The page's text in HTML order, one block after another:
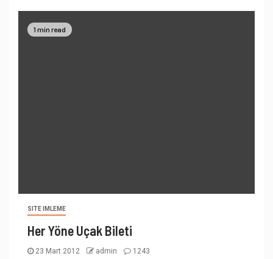
1 min read
SITE IMLEME
Her Yöne Uçak Bileti
23 Mart 2012 admin 1243